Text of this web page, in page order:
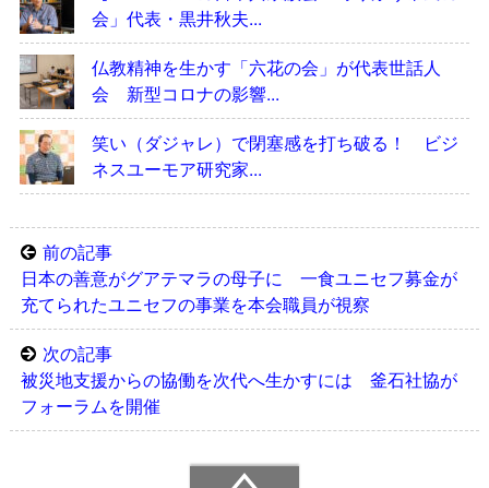
会」代表・黒井秋夫...
仏教精神を生かす「六花の会」が代表世話人
会 新型コロナの影響...
笑い（ダジャレ）で閉塞感を打ち破る！ ビジ
ネスユーモア研究家...
前の記事
日本の善意がグアテマラの母子に 一食ユニセフ募金が
充てられたユニセフの事業を本会職員が視察
次の記事
被災地支援からの協働を次代へ生かすには 釜石社協が
フォーラムを開催